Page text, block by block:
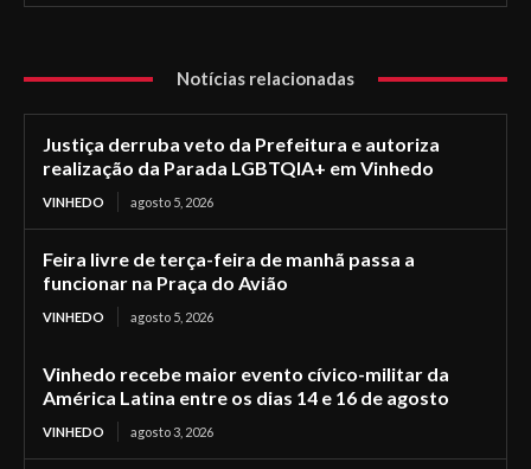
Notícias relacionadas
Justiça derruba veto da Prefeitura e autoriza
realização da Parada LGBTQIA+ em Vinhedo
VINHEDO agosto 5, 2026
Feira livre de terça-feira de manhã passa a
funcionar na Praça do Avião
VINHEDO agosto 5, 2026
Vinhedo recebe maior evento cívico-militar da
América Latina entre os dias 14 e 16 de agosto
VINHEDO agosto 3, 2026